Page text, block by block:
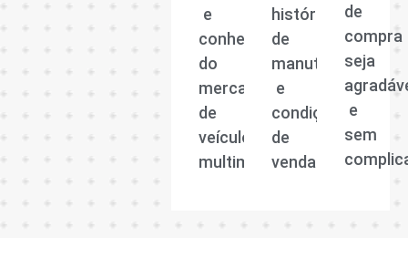
e
conhecedora
do
mercado
de
veículos
multimarcas.
histórico
de
manutenção
e
condições
de
venda.
de
compra
seja
e
sem